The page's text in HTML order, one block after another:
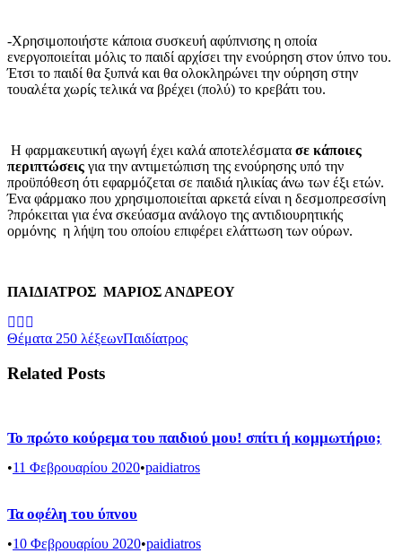
-Χρησιμοποιήστε κάποια συσκευή αφύπνισης η οποία
ενεργοποιείται μόλις το παιδί αρχίσει την ενούρηση στον ύπνο του.
Έτσι το παιδί θα ξυπνά και θα ολοκληρώνει την ούρηση στην
τουαλέτα χωρίς τελικά να βρέχει (πολύ) το κρεβάτι του.
Η φαρμακευτική αγωγή έχει καλά αποτελέσματα σε κάποιες
περιπτώσεις για την αντιμετώπιση της ενούρησης υπό την
προϋπόθεση ότι εφαρμόζεται σε παιδιά ηλικίας άνω των έξι ετών.
Ένα φάρμακο που χρησιμοποιείται αρκετά είναι η δεσμοπρεσσίνη
?πρόκειται για ένα σκεύασμα ανάλογο της αντιδιουρητικής
ορμόνης η λήψη του οποίου επιφέρει ελάττωση των ούρων.
ΠΑΙΔΙΑΤΡΟΣ ΜΑΡΙΟΣ ΑΝΔΡΕΟΥ
Θέματα 250 λέξεωνΠαιδίατρος
Related Posts
Το πρώτο κούρεμα του παιδιού μου! σπίτι ή κομμωτήριο;
•11 Φεβρουαρίου 2020•paidiatros
Τα οφέλη του ύπνου
•10 Φεβρουαρίου 2020•paidiatros